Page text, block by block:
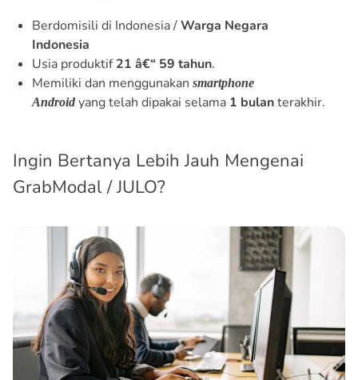
Berdomisili di Indonesia /Warga Negara
Indonesia
Usia produktif 21 â€“ 59 tahun.
Memiliki dan menggunakan smartphone
Android yang telah dipakai selama 1 bulanterakhir.
Ingin Bertanya Lebih Jauh Mengenai
GrabModal / JULO?